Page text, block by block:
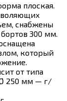
плоская.
снабжены
300 мм.
который
от типа
Ø 250 мм — г/